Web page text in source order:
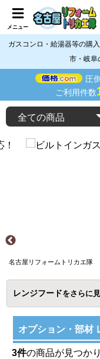
メニュー
ガスコンロ・給湯器等の購
市・岐阜
圧
ご利用件数
名古屋リフォームトリカエ隊
レンジフードを
オプション・部材
3件の商品が見つか